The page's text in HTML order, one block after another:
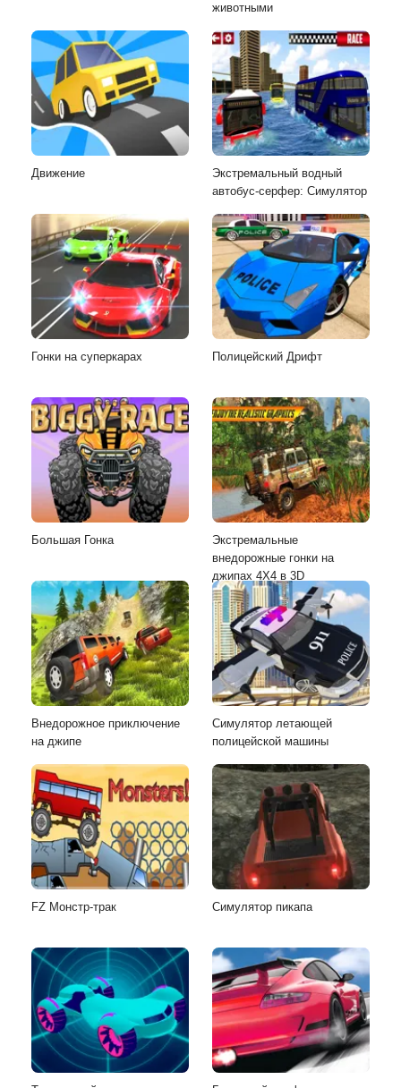
животными
Движение
Экстремальный водный
автобус-серфер: Симулятор
Гонки на суперкарах Полицейский Дрифт
Большая Гонка
Экстремальные
внедорожные гонки на
джипах 4X4 в 3D
Внедорожное приключение
на джипе
Симулятор летающей
полицейской машины
FZ Монстр-трак Симулятор пикапа